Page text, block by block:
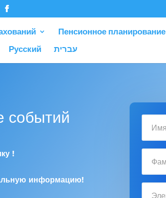
Пенсионное планирование
Русский עברית
событий
!
информацию!